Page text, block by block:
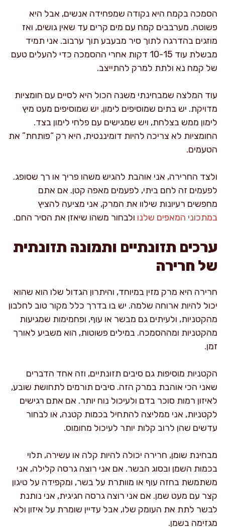
הסמכה בקמח היא נקודה שמפחידה אנשים, אבל היא
פשוטה. מערבבים קמח עם מים קרים עד שאין גושים, ואז
מוזגים בהדרגה לתוך סיר מבעבע תוך ערבוב. אני תמיד
מבשלת עוד 10-15 דקות אחרי ההסמכה כדי להעלים טעם
של קמח נא ולתת למרק להתייצב.
עוד המלצה שמבחינתי משנה הכול היא לסיים עם חומציות
מדויקת. יש בתים שמוסיפים לימון, יש שמוסיפים מעט מיץ
לימון ממש בצלחת, ויש שמגישים עם פלחי לימון בצד.
החומציות לא צריכה להיות דומיננטית, היא רק “פותחת” את
הטעמים.
ולצד החרירה, אני אוהבת להגיש משהו פריך או רך שסופג.
לפעמים זה לחם ביתי, לפעמים מאפה קטן. אם אתם
מחפשים רעיונות שילוו את המרק, אני מציעה להציץ
במתכוני המאפים שלנו ולבחור משהו שיאזן את הסיר החם.
ערכים תזונתיים ותמונה תזונתית
של חרירה
חרירה היא מרק מזין במיוחד, והיתרון הגדול שלו הוא שהוא
יכול להיות ארוחה שלמה. יש בו בדרך כלל מקור טוב לחלבון
מהקטניות, ולעיתים גם מבשר או עוף, ופחמימות שמגיעות
מהקטניות ומההסמכה. במילים פשוטות, הוא משביע לאורך
זמן.
הקטניות מוסיפות גם סיבים תזונתיים, וזה אחד הדברים
שאני הכי אוהבת במרק הזה. סיבים תורמים לתחושת שובע,
לאיזון רמות סוכר בדם ולעיכול נוח יותר. אם אתם רגישים
לקטניות, אני ממליצה להתחיל בכמות קטנה, או לבחור
עדשים שהן לרוב קלות יותר לעיכול מחומוס.
מבחינת שומן, חרירה יכולה להיות קלה או עשירה, תלוי
בכמות השמן ובסוג הבשר. אם אני רוצה גרסה קלילה, אני
משתמשת בחזה עוף או מוותרת על בשר, ומקפידה על טיגון
קצר עם מעט שמן. אם אני רוצה גרסה חגיגית, אני נותנת
לבשר לתת את העומק שלו, אבל עדיין שומרת על איזון ולא
מגזימה בשמן.